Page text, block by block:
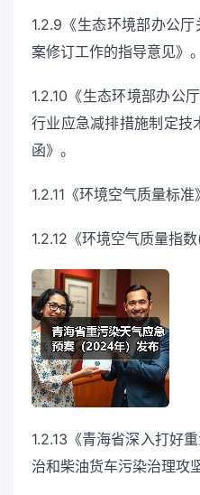
1.2.9《生态环境部办公
案修订工作的指导意见》。
1.2.10《生态环境部办公
行业应急减排措施制定
函》。
1.2.11《环境空气质量标准
1.2.12《环境空气质量指
1.2.13《青海省深入打好
治和柴油货车污染治理攻